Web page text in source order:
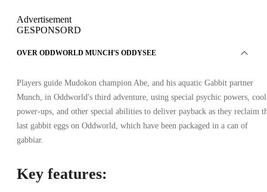
Advertisement
GESPONSORD
OVER ODDWORLD MUNCH'S ODDYSEE
Players guide Mudokon champion Abe, and his aquatic Gabbit partner
Munch, in Oddworld's third adventure, using special psychic powers, cool
power-ups, and other special abilities to deliver payback as they reclaim
last gabbit eggs on Oddworld, which have been packaged in a can of
gabbiar.
Key features: